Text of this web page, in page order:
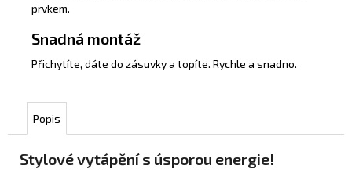
prvkem.
Snadná montáž
Přichytíte, dáte do zásuvky a topíte. Rychle a snadno.
Popis
Stylové vytápění s úsporou energie!